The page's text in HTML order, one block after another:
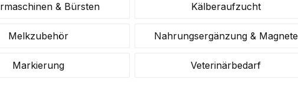
& Bürsten Kälberaufzucht
Melkzubehör Nahrungsergänzung & Magnete
Markierung Veterinärbedarf